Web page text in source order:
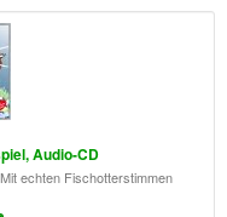
Audio-CD
echten Fischotterstimmen